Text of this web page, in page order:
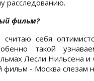
расследованию.
фильм?
себя
такой
Лесли Нильсена и
- Москва слезам